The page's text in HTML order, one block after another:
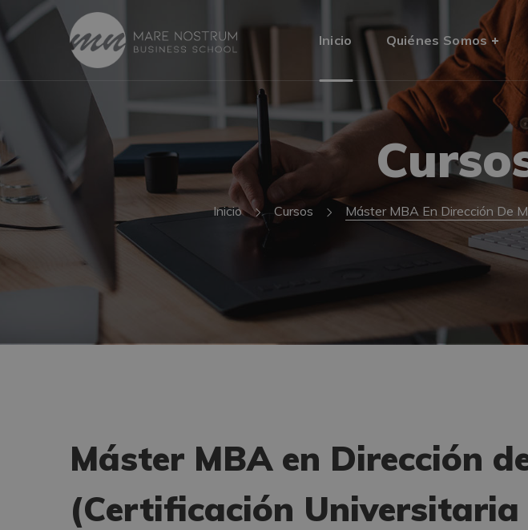
Inicio Quiénes Somos
Inicio Cursos Máster MBA En Dirección De
Máster MBA en Dirección
(Certificación